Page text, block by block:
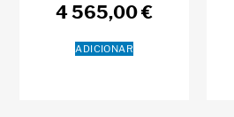
4 565,00€
ADICIONAR